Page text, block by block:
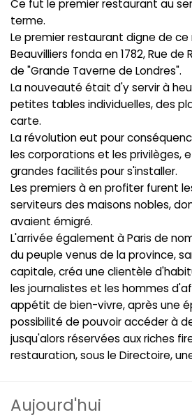
Ce fut le premier restaurant au
terme.
Le premier restaurant digne de
Beauvilliers fonda en 1782, Rue de
de "Grande Taverne de Londres".
La nouveauté était d'y servir à
petites tables individuelles, des
carte.
La révolution eut pour
les corporations et les privilèges,
grandes facilités pour s'installer.
Les premiers à en profiter furent
serviteurs des maisons nobles,
avaient émigré.
L'arrivée également à Paris de
du peuple venus de la province,
capitale, créa une clientèle
les journalistes et les hommes
appétit de bien-vivre, après une
possibilité de pouvoir accéder à
jusqu'alors réservées aux riches
restauration, sous le Directoire,
Aujourd'hui